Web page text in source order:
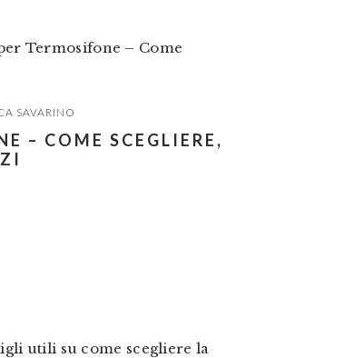
Termosifone – Come
SAVARINO
– COME SCEGLIERE,
utili su come scegliere la